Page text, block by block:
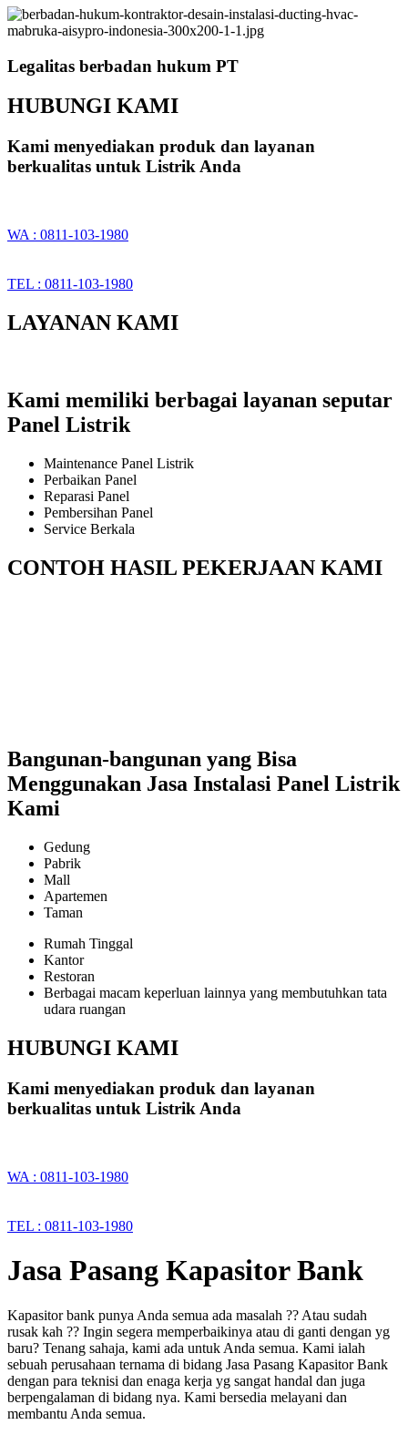
Legalitas berbadan hukum PT
HUBUNGI KAMI
Kami menyediakan produk dan layanan
berkualitas untuk Listrik Anda
WA : 0811-103-1980
TEL : 0811-103-1980
LAYANAN KAMI
Kami memiliki berbagai layanan seputar
Panel Listrik
Maintenance Panel Listrik
Perbaikan Panel
Reparasi Panel
Pembersihan Panel
Service Berkala
CONTOH HASIL PEKERJAAN KAMI
Bangunan-bangunan yang Bisa
Menggunakan Jasa Instalasi Panel Listrik
Kami
Gedung
Pabrik
Mall
Apartemen
Taman
Rumah Tinggal
Kantor
Restoran
Berbagai macam keperluan lainnya yang membutuhkan tata
udara ruangan
HUBUNGI KAMI
Kami menyediakan produk dan layanan
berkualitas untuk Listrik Anda
WA : 0811-103-1980
TEL : 0811-103-1980
Jasa Pasang Kapasitor Bank
Kapasitor bank punya Anda semua ada masalah ?? Atau sudah
rusak kah ?? Ingin segera memperbaikinya atau di ganti dengan yg
baru? Tenang sahaja, kami ada untuk Anda semua. Kami ialah
sebuah perusahaan ternama di bidang Jasa Pasang Kapasitor Bank
dengan para teknisi dan enaga kerja yg sangat handal dan juga
berpengalaman di bidang nya. Kami bersedia melayani dan
membantu Anda semua.